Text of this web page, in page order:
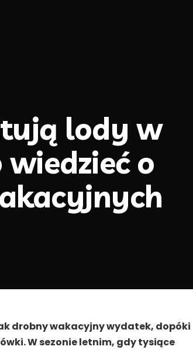
lody w
o
drobny wakacyjny wydatek, dopóki
W sezonie letnim, gdy tysiące